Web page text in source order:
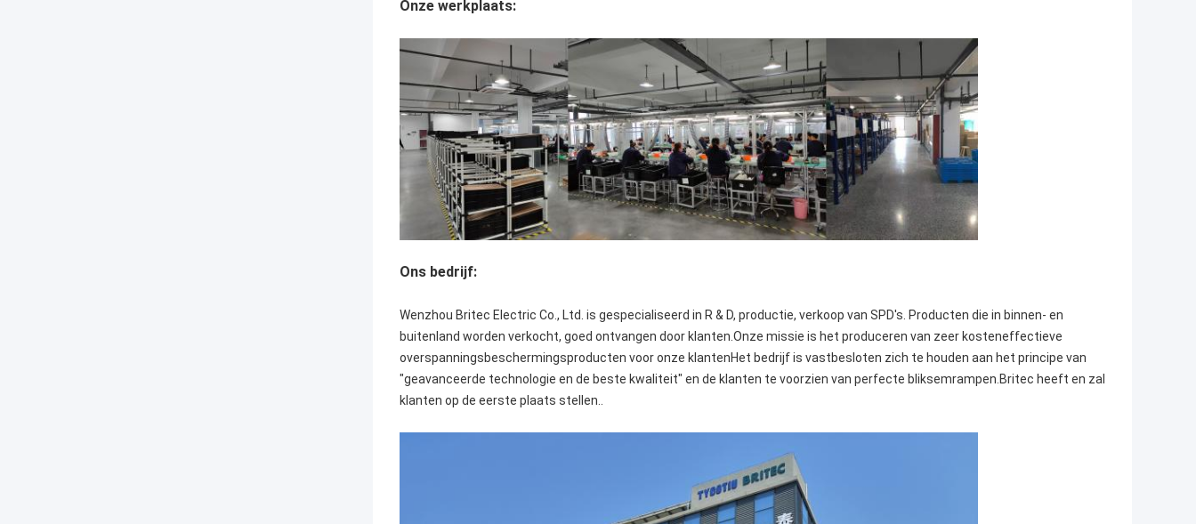
Onze werkplaats:
Ons bedrijf:
Wenzhou Britec Electric Co., Ltd. is gespecialiseerd in R & D, productie, verkoop van SPD's. Producten die in binnen- en
buitenland worden verkocht, goed ontvangen door klanten.Onze missie is het produceren van zeer kosteneffectieve
overspanningsbeschermingsproducten voor onze klantenHet bedrijf is vastbesloten zich te houden aan het principe van
"geavanceerde technologie en de beste kwaliteit" en de klanten te voorzien van perfecte bliksemrampen.Britec heeft en zal
klanten op de eerste plaats stellen..